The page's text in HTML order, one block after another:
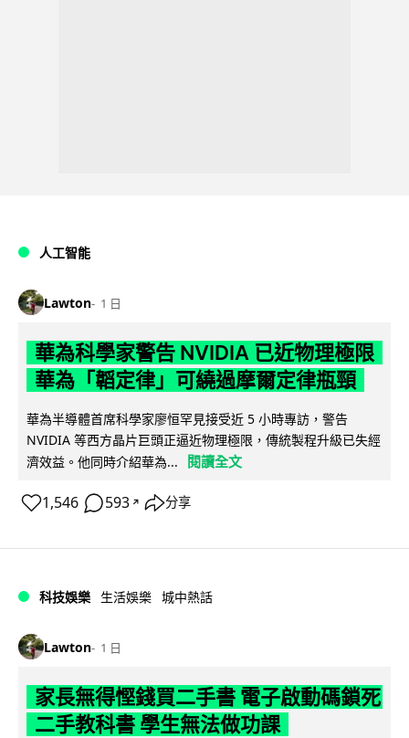
人工智能
Lawton 1 日
華為科學家警告 NVIDIA 已近物理極限
華為「韜定律」可繞過摩爾定律瓶頸
華為半導體首席科學家廖恒罕見接受近 5 小時專訪，警告
NVIDIA 等西方晶片巨頭正逼近物理極限，傳統製程升級已失經
濟效益。他同時介紹華為...
閱讀全文
1,546 593 ↗ 分享
科技娛樂 生活娛樂 城中熱話
Lawton 1 日
家長無得慳錢買二手書 電子啟動碼鎖死
二手教科書 學生無法做功課